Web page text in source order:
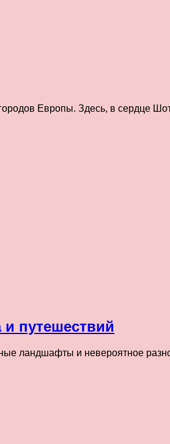
Европы. Здесь, в сердце
путешествий
ландшафты и невероятное